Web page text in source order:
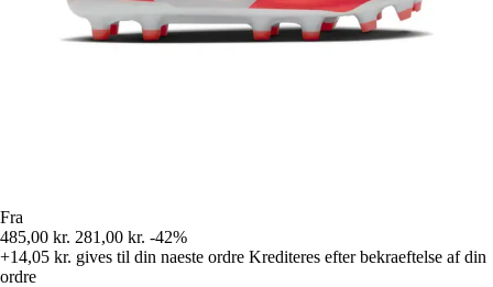
Fra
485,00 kr. 281,00 kr. -42%
+14,05 kr. gives til din naeste ordre Krediteres efter bekraeftelse af din
ordre